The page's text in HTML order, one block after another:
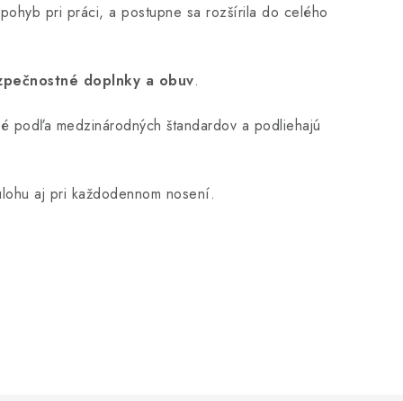
pri práci, a postupne sa rozšírila do celého
doplnky a obuv.
podľa medzinárodných štandardov a podliehajú
aj pri každodennom nosení.